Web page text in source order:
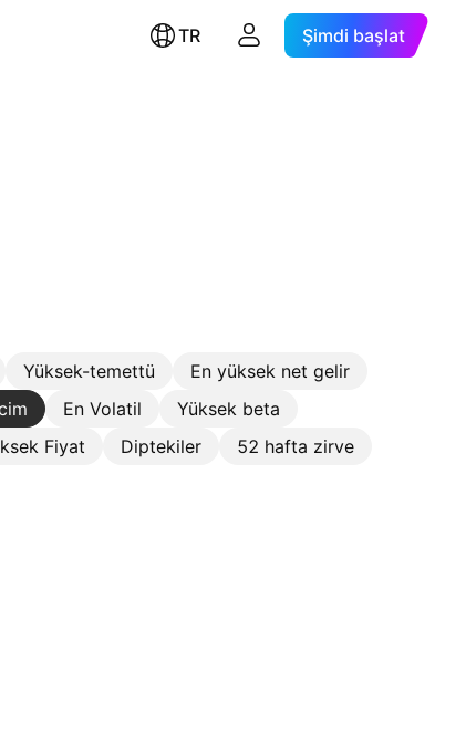
TR Şimdi başlat
Yüksek-temettü
En yüksek net gelir
En Volatil
Yüksek beta
Fiyat Diptekiler
52 hafta zirve